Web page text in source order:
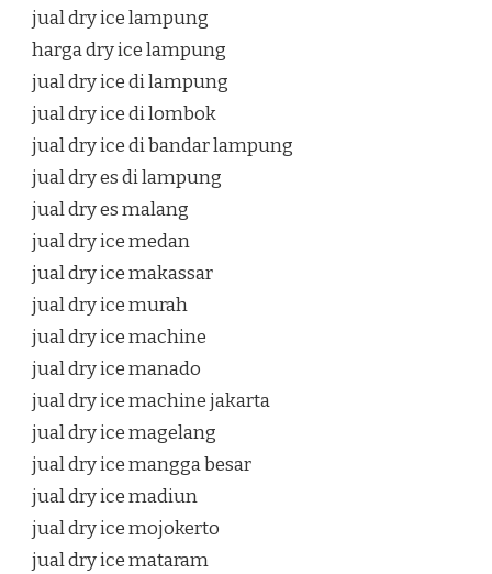
jual dry ice lampung
harga dry ice lampung
jual dry ice di lampung
jual dry ice di lombok
jual dry ice di bandar lampung
jual dry es di lampung
jual dry es malang
jual dry ice medan
jual dry ice makassar
jual dry ice murah
jual dry ice machine
jual dry ice manado
jual dry ice machine jakarta
jual dry ice magelang
jual dry ice mangga besar
jual dry ice madiun
jual dry ice mojokerto
jual dry ice mataram